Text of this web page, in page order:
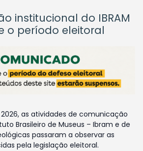
institucional do IBRAM
o período eleitoral
as atividades de comunicação
Brasileiro de Museus – Ibram e de
passaram a observar as
pela legislação eleitoral.